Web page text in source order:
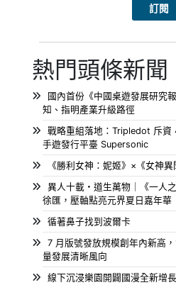
熱門頭條新聞
國內首份《中國桌遊發展研究
知、指明產業升級路徑
戰略重組落地：Tripledot 斥
手遊發行平臺 Supersonic
《勝利女神：妮姬》×《女神
異人十載・道生萬物｜《一人
徐匯，壓軸點亮元界夏日嘉年華
循著鼻子找到波爾卡
7 月版號發放規模創年內新高
量發展清晰風向
線下沉浸樂園開闢國漫全新增